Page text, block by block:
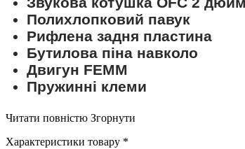
Полихлопковий павук
Рифлена задня пластина
Бутилова піна навколо
Двигун FEMM
Пружинні клеми
Читати повністю Згорнути
Характеристики товару *